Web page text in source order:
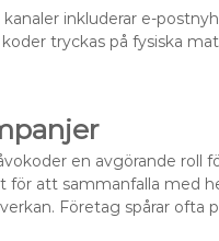
inkluderar e-
tryckas på fysiska
en avgörande roll
för att sammanfalla med
Företag spårar ofta